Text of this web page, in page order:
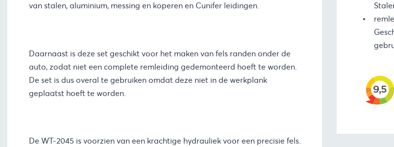
van stalen, aluminium, messing en koperen en Cunifer leidingen.
Daarnaast is deze set geschikt voor het maken van fels randen onder de
auto, zodat niet een complete remleiding gedemonteerd hoeft te worden.
De set is dus overal te gebruiken omdat deze niet in de werkplank
geplaatst hoeft te worden.
De WT-2045 is voorzien van een krachtige hydrauliek voor een precisie fels.